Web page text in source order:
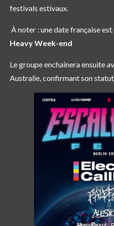
festivals estivaux.
À noter : une date française
Heavy Week-end
Le groupe enchaînera ensuite
Australie, confirmant son